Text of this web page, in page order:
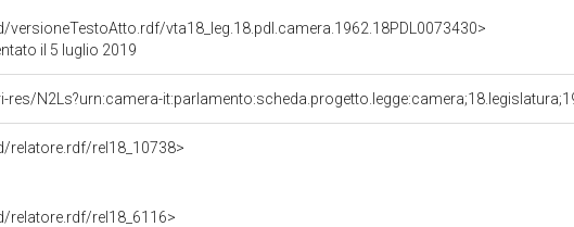
vta18_leg.18.pdl.camera.1962.18PDL0073430>
il 5 luglio 2019
N2Ls?urn:camera-
relatore.rdf/rel18_10738>
relatore.rdf/rel18_6116>